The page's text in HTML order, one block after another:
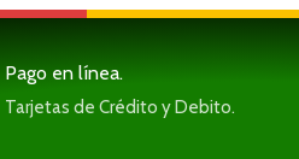
Pago en línea.
Tarjetas de Crédito y Debito.